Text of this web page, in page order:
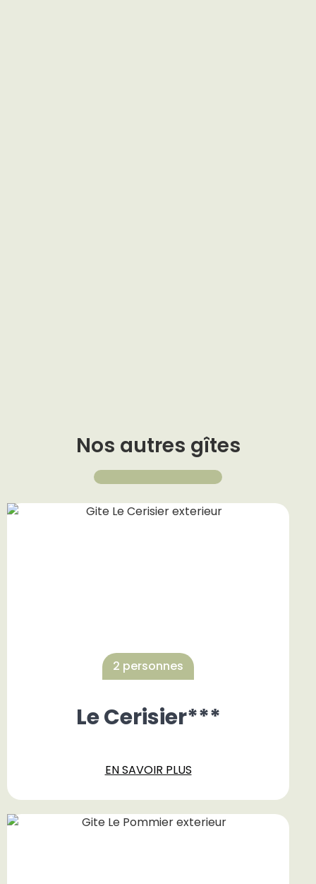
Nos autres gîtes
2 personnes
Le Cerisier***
EN SAVOIR PLUS